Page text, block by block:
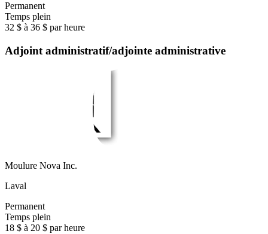
Permanent
Temps plein
32 $ à 36 $ par heure
Adjoint administratif/adjointe administrative
Moulure Nova Inc.
Laval
Permanent
Temps plein
18 $ à 20 $ par heure